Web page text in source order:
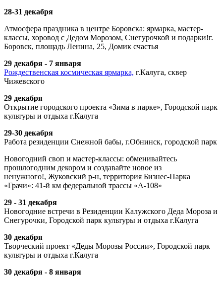
28-31 декабря
Атмосфера праздника в центре Боровска: ярмарка, мастер-
классы, хоровод с Дедом Морозом, Снегурочкой и подарки!г.
Боровск, площадь Ленина, 25, Домик счастья
29 декабря - 7 января
Рождественская космическая ярмарка, г.Калуга, сквер
Чижевского
29 декабря
Открытие городского проекта «Зима в парке», Городской парк
культуры и отдыха г.Калуга
29-30 декабря
Работа резиденции Снежной бабы, г.Обнинск, городской парк
Новогодний своп и мастер-классы: обменивайтесь
прошлогодним декором и создавайте новое из
ненужного!, Жуковский р-н, территория Бизнес-Парка
«Грачи»: 41-й км федеральной трассы «А-108»
29 - 31 декабря
Новогодние встречи в Резиденции Калужского Деда Мороза и
Снегурочки, Городской парк культуры и отдыха г.Калуга
30 декабря
Творческий проект «Деды Морозы России», Городской парк
культуры и отдыха г.Калуга
30 декабря - 8 января